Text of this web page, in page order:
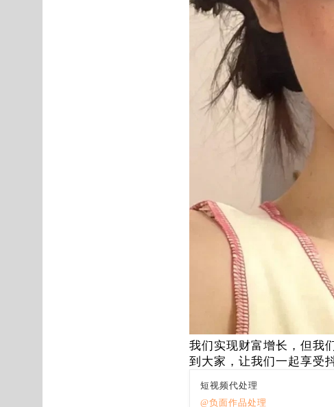
我们实现财富增长，但我
到大家，让我们一起享受
短视频代处理
@负面作品处理